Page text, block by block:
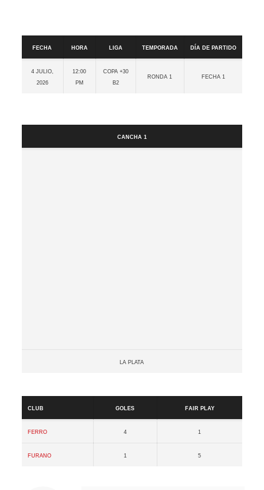
Fecha
Hora Liga Temporada Día de partido
4 julio,
2026
12:00
pm
Copa +30
B2
Ronda 1 Fecha 1
Cancha 1
La plata
Club
Goles Fair Play
Ferro 4 1
Furano 1 5